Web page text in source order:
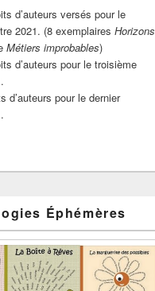
d’auteurs versés pour le
2021. (8 exemplaires Horizons
Métiers improbables)
d’auteurs pour le troisième
d’auteurs pour le dernier
Éphémères